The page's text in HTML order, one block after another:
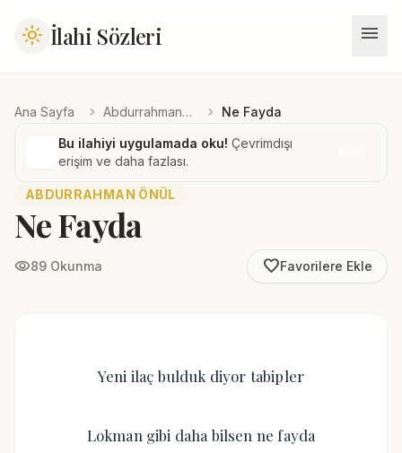
light_mode İlahi Sözleri menu
Ana Sayfa chevron_right Abdurrahman Önül chevron_right Ne Fayda
Bu ilahiyi uygulamada oku! Çevrimdışı
erişim ve daha fazlası.
ABDURRAHMAN ÖNÜL
Ne Fayda
visibility89 Okunma favorite_borderFavorilere Ekle
Yeni ilaç bulduk diyor tabipler
Lokman gibi daha bilsen ne fayda